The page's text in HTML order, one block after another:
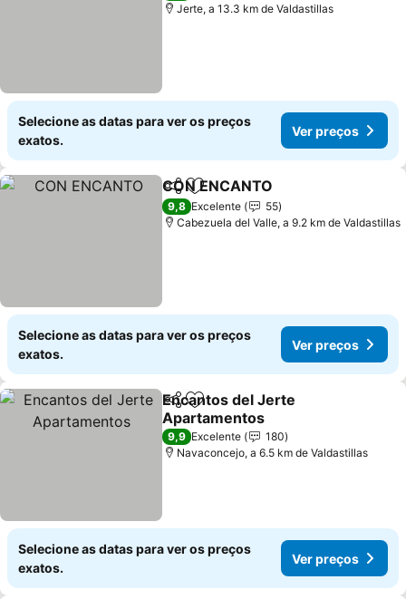
Jerte, a 13.3 km de Valdastillas
Selecione as datas para ver os preços
exatos.
Ver preços
PartilharAdicionar aos favoritos
CON ENCANTO
9,8 Excelente
55
Cabezuela del Valle, a 9.2 km de Valdastillas
Selecione as datas para ver os preços
exatos.
Ver preços
PartilharAdicionar aos favoritos
Encantos del Jerte
Apartamentos
9,9 Excelente
180
Navaconcejo, a 6.5 km de Valdastillas
Selecione as datas para ver os preços
exatos.
Ver preços